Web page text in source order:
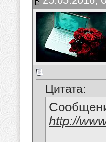
Цитата:
http://